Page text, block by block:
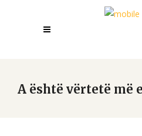
A është vërtetë më